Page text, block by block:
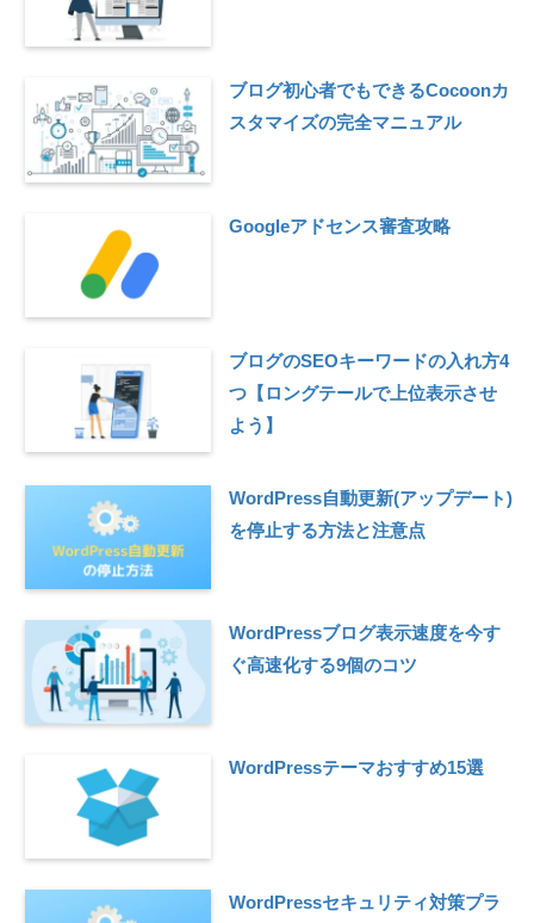
ブログ初心者でもできるCocoonカ
スタマイズの完全マニュアル
Googleアドセンス審査攻略
ブログのSEOキーワードの入れ方4
つ【ロングテールで上位表示させ
よう】
WordPress自動更新(アップデート)
を停止する方法と注意点
WordPressブログ表示速度を今す
ぐ高速化する9個のコツ
WordPressテーマおすすめ15選
WordPressセキュリティ対策プラ